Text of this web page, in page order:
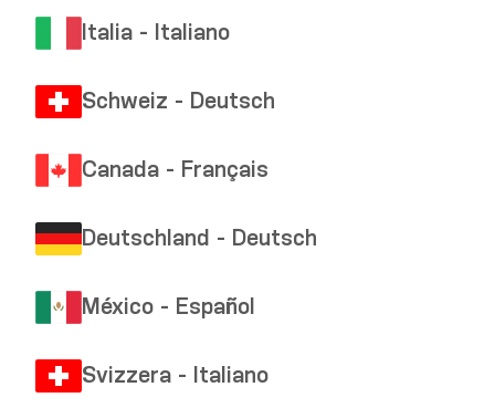
Translation incomplete and/or not found.
Italia - Italiano
Schweiz - Deutsch
Canada - Français
Deutschland - Deutsch
México - Español
Svizzera - Italiano